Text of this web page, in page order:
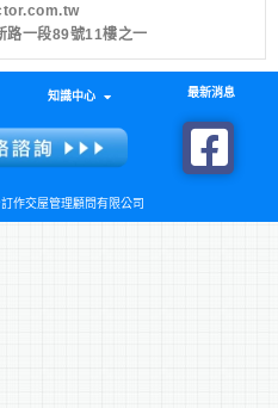
路一段89號11樓之一
知識中心 最新消息
作交屋管理顧問有限公司